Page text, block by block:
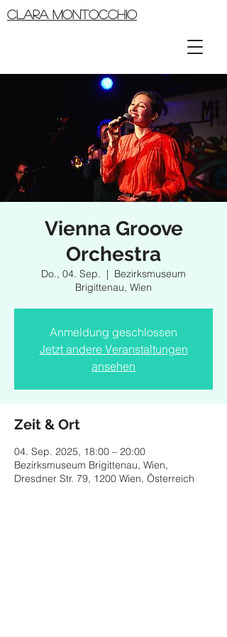
CLARA MONTOCCHIO
Vienna Groove
Orchestra
Do., 04. Sep.
  |
Bezirksmuseum
Brigittenau, Wien
Anmeldung geschlossen
Jetzt andere Veranstaltungen
ansehen
Zeit & Ort
04. Sep. 2025, 18:00 – 20:00
Bezirksmuseum Brigittenau, Wien,
Dresdner Str. 79, 1200 Wien, Österreich